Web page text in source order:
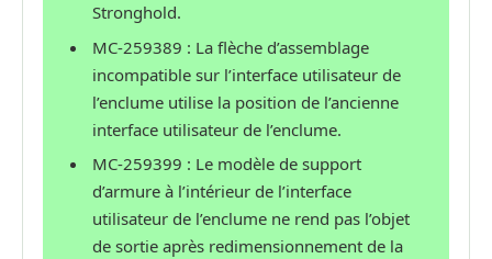
Stronghold.
MC-259389 : La flèche d’assemblage
incompatible sur l’interface utilisateur de
l’enclume utilise la position de l’ancienne
interface utilisateur de l’enclume.
MC-259399 : Le modèle de support
d’armure à l’intérieur de l’interface
utilisateur de l’enclume ne rend pas l’objet
de sortie après redimensionnement de la